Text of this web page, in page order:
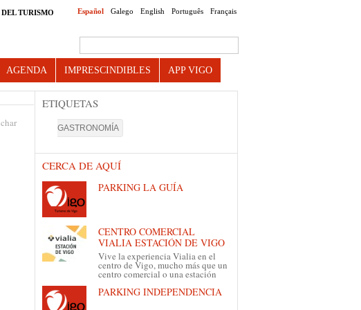
Español Galego English Português Français
TURISMO
AGENDA IMPRESCINDIBLES APP VIGO
ETIQUETAS
GASTRONOMÍA
CERCA DE AQUÍ
PARKING LA GUÍA
CENTRO COMERCIAL
VIALIA ESTACIÓN DE VIGO
Vive la experiencia Vialia en el
centro de Vigo, mucho más que un
centro comercial o una estación
PARKING INDEPENDENCIA